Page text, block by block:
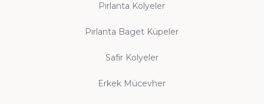
Pırlanta Kolyeler
Pırlanta Baget Küpeler
Safir Kolyeler
Erkek Mücevher